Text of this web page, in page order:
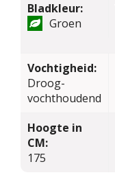
Bladkleur:
Groen
Vochtigheid:
Droog-
vochthoudend
Hoogte in
CM:
175